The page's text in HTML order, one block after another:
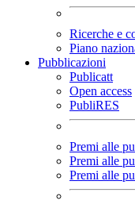
Ricerche e
Piano
Pubblicazioni
Publicatt
Open access
PubliRES
Premi alle
Premi alle
Premi alle